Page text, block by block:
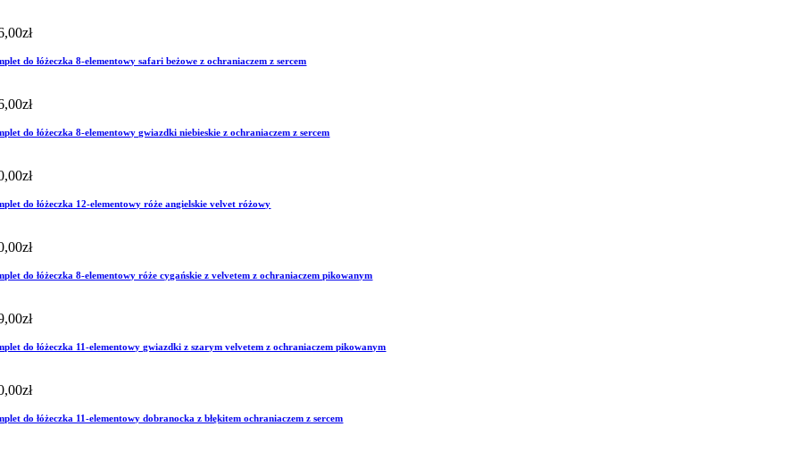
zł
do łóżeczka 8-elementowy safari beżowe z ochraniaczem z sercem
zł
do łóżeczka 8-elementowy gwiazdki niebieskie z ochraniaczem z sercem
zł
do łóżeczka 12-elementowy róże angielskie velvet różowy
zł
do łóżeczka 8-elementowy róże cygańskie z velvetem z ochraniaczem pikowanym
zł
do łóżeczka 11-elementowy gwiazdki z szarym velvetem z ochraniaczem pikowanym
zł
do łóżeczka 11-elementowy dobranocka z błękitem ochraniaczem z sercem